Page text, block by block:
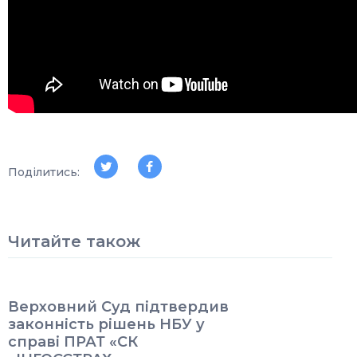
Поділитись:
Читайте також
Верховний Суд підтвердив
законність рішень НБУ у
справі ПРАТ «СК